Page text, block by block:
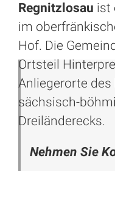
Regnitzlosau ist
im
Hof. Die
Ortsteil
Anliegerorte des
sächsisch-
Dreiländerecks.
Nehmen Sie